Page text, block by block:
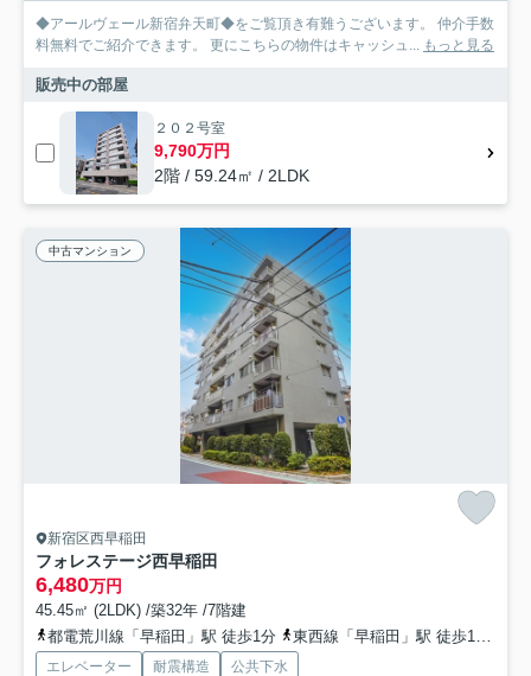
◆アールヴェール新宿弁天町◆をご覧頂き有難うございます。 仲介手数
料無料でご紹介できます。 更にこちらの物件はキャッシュ... もっと見る
販売中の部屋
２０２号室
9,790万円
2階 / 59.24㎡ / 2LDK
中古マンション
新宿区西早稲田
フォレステージ西早稲田
6,480万円
45.45㎡ (2LDK) /築32年 /7階建
都電荒川線「早稲田」駅 徒歩1分
東西線「早稲田」駅 徒歩11分
エレベーター 耐震構造 公共下水